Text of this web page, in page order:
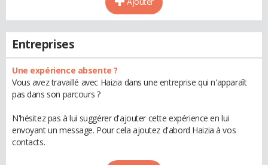
Entreprises
Une expérience absente ?
Vous avez travaillé avec Haizia dans une entreprise qui n'apparaît
pas dans son parcours ?
N'hésitez pas à lui suggérer d'ajouter cette expérience en lui
envoyant un message. Pour cela ajoutez d'abord Haizia à vos
contacts.